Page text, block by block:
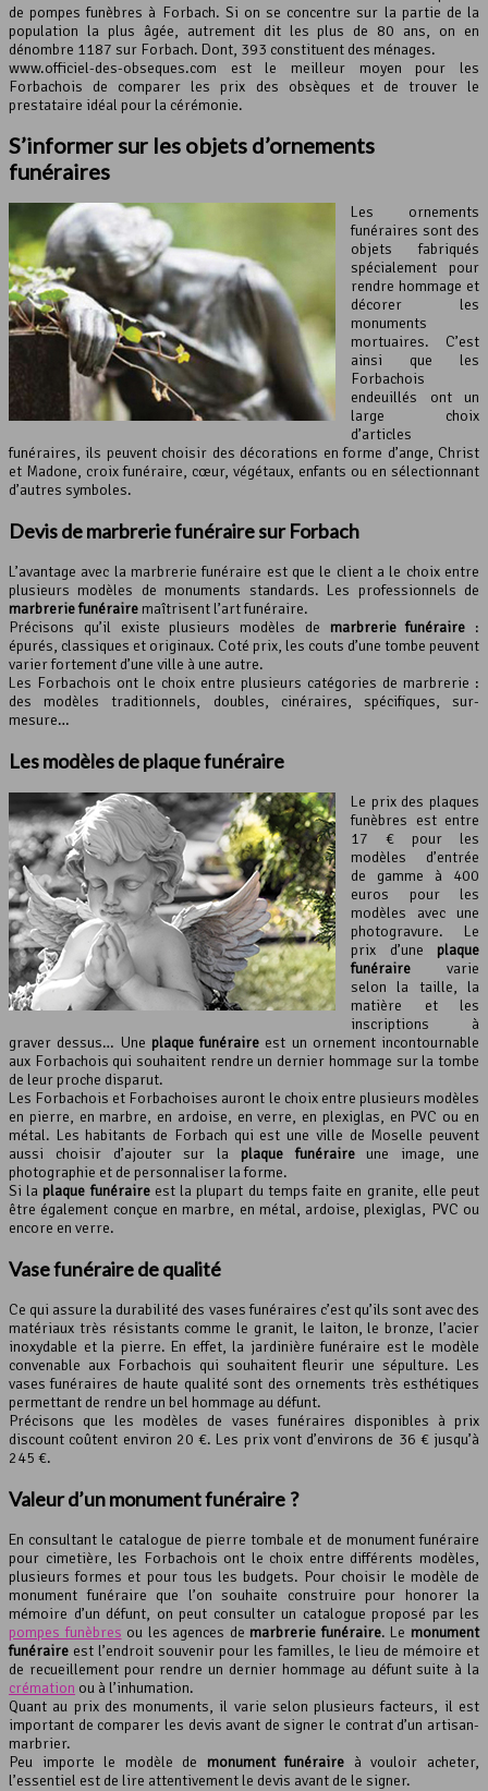
de pompes funèbres à Forbach. Si on se concentre sur la partie de la
population la plus âgée, autrement dit les plus de 80 ans, on en
dénombre 1187 sur Forbach. Dont, 393 constituent des ménages.
www.officiel-des-obseques.com est le meilleur moyen pour les
Forbachois de comparer les prix des obsèques et de trouver le
prestataire idéal pour la cérémonie.
S’informer sur les objets d’ornements
funéraires
Les ornements
funéraires sont des
objets fabriqués
spécialement pour
rendre hommage et
décorer les
monuments
mortuaires. C’est
ainsi que les
Forbachois
endeuillés ont un
large choix
d’articles
funéraires, ils peuvent choisir des décorations en forme d’ange, Christ
et Madone, croix funéraire, cœur, végétaux, enfants ou en sélectionnant
d’autres symboles.
Devis demarbrerie funérairesur Forbach
L’avantage avec la marbrerie funéraire est que le client a le choix entre
plusieurs modèles de monuments standards. Les professionnels de
marbrerie funéraire maîtrisent l’art funéraire.
Précisons qu’il existe plusieurs modèles de marbrerie funéraire :
épurés, classiques et originaux. Coté prix, les couts d’une tombe peuvent
varier fortement d’une ville à une autre.
Les Forbachois ont le choix entre plusieurs catégories de marbrerie :
des modèles traditionnels, doubles, cinéraires, spécifiques, sur-
mesure…
Les modèles deplaque funéraire
Le prix des plaques
funèbres est entre
17 € pour les
modèles d’entrée
de gamme à 400
euros pour les
modèles avec une
photogravure. Le
prix d’une plaque
funéraire varie
selon la taille, la
matière et les
inscriptions à
graver dessus… Une plaque funéraire est un ornement incontournable
aux Forbachois qui souhaitent rendre un dernier hommage sur la tombe
de leur proche disparut.
Les Forbachois et Forbachoises auront le choix entre plusieurs modèles
en pierre, en marbre, en ardoise, en verre, en plexiglas, en PVC ou en
métal. Les habitants de Forbach qui est une ville de Moselle peuvent
aussi choisir d’ajouter sur la plaque funéraireune image, une
photographie et de personnaliser la forme.
Si la plaque funéraireest la plupart du temps faite en granite, elle peut
être également conçue en marbre, en métal, ardoise, plexiglas, PVC ou
encore en verre.
Vase funéraire de qualité
Ce qui assure la durabilité des vases funéraires c’est qu’ils sont avec des
matériaux très résistants comme le granit, le laiton, le bronze, l’acier
inoxydable et la pierre. En effet, la jardinière funéraire est le modèle
convenable aux Forbachois qui souhaitent fleurir une sépulture. Les
vases funéraires de haute qualité sont des ornements très esthétiques
permettant de rendre un bel hommage au défunt.
Précisons que les modèles de vases funéraires disponibles à prix
discount coûtent environ 20 €. Les prix vont d’environs de 36 € jusqu’à
245 €.
Valeur d’unmonument funéraire ?
En consultant le catalogue de pierre tombale et de monument funéraire
pour cimetière, les Forbachois ont le choix entre différents modèles,
plusieurs formes et pour tous les budgets. Pour choisir le modèle de
monument funéraire que l’on souhaite construire pour honorer la
mémoire d’un défunt, on peut consulter un catalogue proposé par les
pompes funèbres ou les agences de marbrerie funéraire. Le monument
funéraire est l’endroit souvenir pour les familles, le lieu de mémoire et
de recueillement pour rendre un dernier hommage au défunt suite à la
crémation ou à l’inhumation.
Quant au prix des monuments, il varie selon plusieurs facteurs, il est
important de comparer les devis avant de signer le contrat d’un artisan-
marbrier.
Peu importe le modèle de monument funéraire à vouloir acheter,
l’essentiel est de lire attentivement le devis avant de le signer.